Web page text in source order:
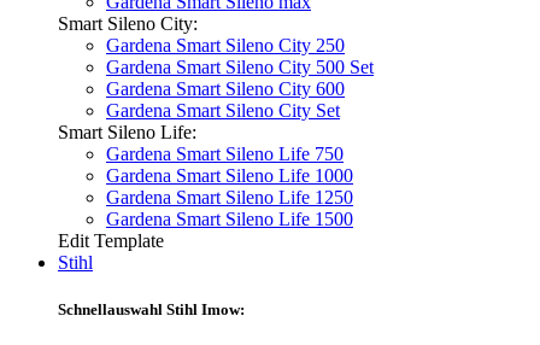
Smart Sileno City:
Gardena Smart Sileno City 250
Gardena Smart Sileno City 500 Set
Gardena Smart Sileno City 600
Gardena Smart Sileno City Set
Smart Sileno Life:
Gardena Smart Sileno Life 750
Gardena Smart Sileno Life 1000
Gardena Smart Sileno Life 1250
Gardena Smart Sileno Life 1500
Edit Template
Stihl
Schnellauswahl Stihl Imow: